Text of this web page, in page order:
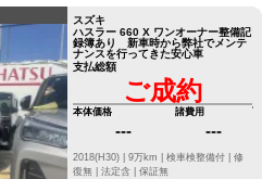
スズキ
ハスラー 660 X ワンオーナー整備記
録簿あり 新車時から弊社でメンテ
ナンスを行ってきた安心車
支払総額
ご成約
本体価格
---
諸費用
---
修
復無 | 法定含 | 保証無